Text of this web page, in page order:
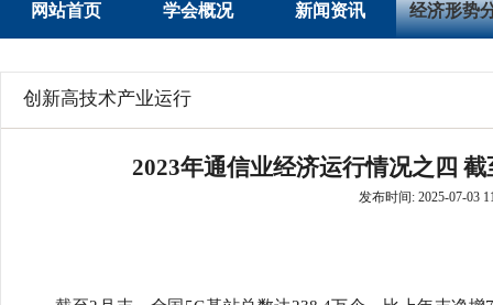
网站首页 学会概况
学会领导
新闻资讯
学会动态
经济形势
经济运行与
创新高技术产业运行
2023年通信业经济运行情况之四
发布时间: 2025-07-03